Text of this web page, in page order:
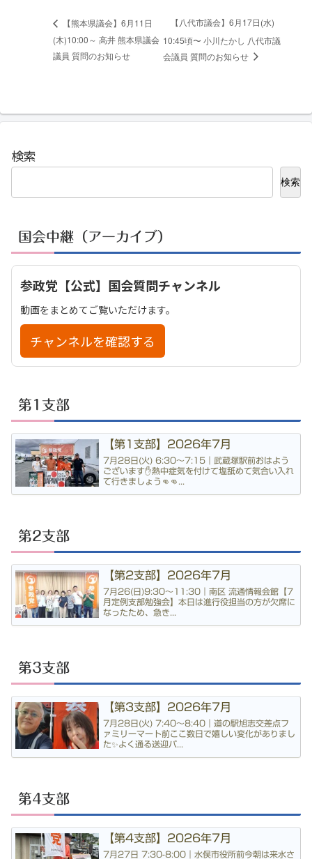
【熊本県議会】6月11日
(木)10:00～ 高井 熊本県議会
議員 質問のお知らせ
【八代市議会】6月17日(水)
10:45頃〜 小川たかし 八代市議
会議員 質問のお知らせ
検索
検索
国会中継（アーカイブ）
参政党【公式】国会質問チャンネル
動画をまとめてご覧いただけます。
チャンネルを確認する
第1支部
【第1支部】2026年7月
7月28日(火) 6:30〜7:15｜武蔵塚駅前おはよう
ございます✋熱中症気を付けて塩舐めて気合い入れ
て行きましょう👊👊...
第2支部
【第2支部】2026年7月
7月26(日)9:30〜11:30｜南区 流通情報会館【7
月定例支部勉強会】本日は進行役担当の方が欠席に
なったため、急き...
第3支部
【第3支部】2026年7月
7月28日(火) 7:40〜8:40｜道の駅旭志交差点フ
ァミリーマート前ここ数日で嬉しい変化がありまし
た✨よく通る送迎バ...
第4支部
【第4支部】2026年7月
7月27日 7:30-8:00｜水俣市役所前今朝は来水さ